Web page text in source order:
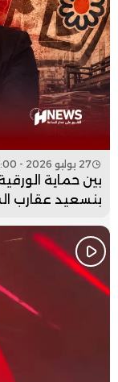
27 يوليو 2026 - 17:00
بين حماية
بنسعيد عقارب